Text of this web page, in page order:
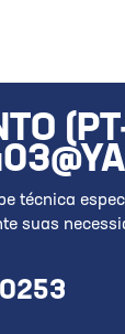
técnica
suas